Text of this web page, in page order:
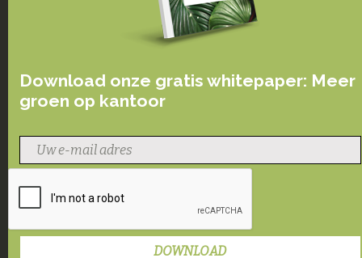
Download onze gratis whitepaper: Meer
groen op kantoor